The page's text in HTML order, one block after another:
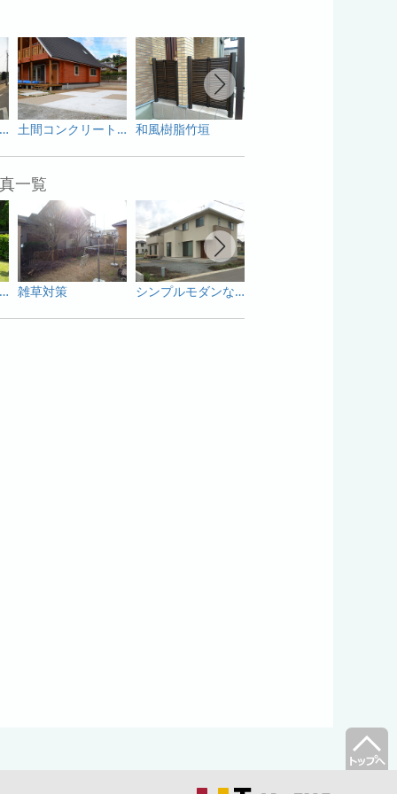
目隠しを兼ねた境界工事 土間コンクリート仕上げ 和風樹脂竹垣
一覧
ローメンテナンスの庭 雑草対策 シンプルモダンな外構工事